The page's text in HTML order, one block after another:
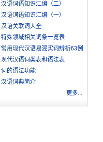
汉语词语知识汇编（二）
汉语词语知识汇编（一）
汉语关联词大全
特殊领域相关词条一览表
常用现代汉语易混实词辨析63例
现代汉语词类表和语法表
词的语法功能
汉语词典简介
更多...